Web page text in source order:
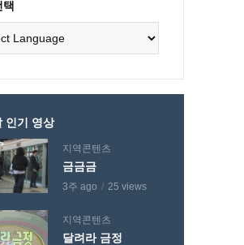
택
인기 영상
지역콘텐츠
금금금
3주 ago 25 views
지역콘텐츠
달려라 금정